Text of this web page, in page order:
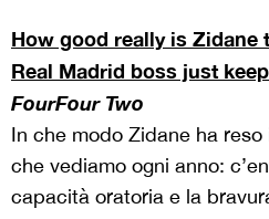
How good really is Zidane
Real Madrid boss just
FourFour Two
In che modo Zidane ha
che vediamo ogni anno:
capacità oratoria e la